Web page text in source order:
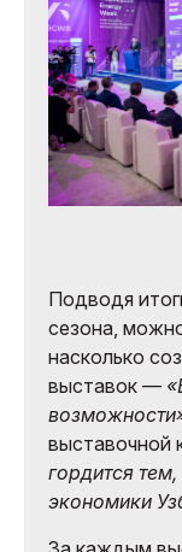
Подводя
сезона,
насколько
выставок —
выставочной
гордится
экономики